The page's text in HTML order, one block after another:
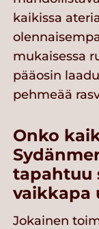
kaikissa
mukaisessa
pääosin
pehmeää
Onko
tapahtuu
vaikkapa
Jokainen